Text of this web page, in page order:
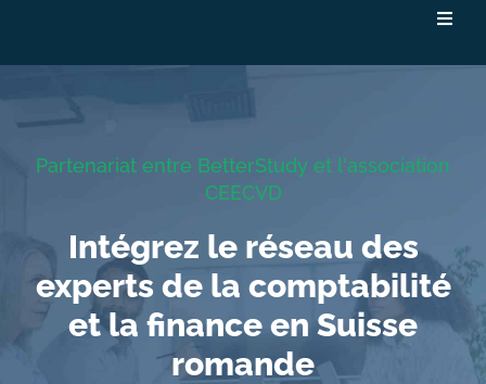
Formation comptabilité
Témoignages
À propos
Partenariat entre BetterStudy et l'association
CEECVD
Intégrez le réseau des
experts de la comptabilité
et la finance en Suisse
romande